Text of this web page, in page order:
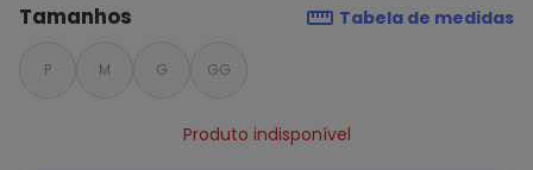
Tamanhos Tabela de medidas
P M G GG
Produto indisponível